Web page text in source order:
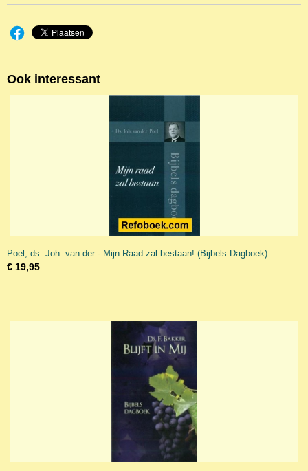
Ook interessant
Poel, ds. Joh. van der - Mijn Raad zal bestaan! (Bijbels Dagboek)
€ 19,95